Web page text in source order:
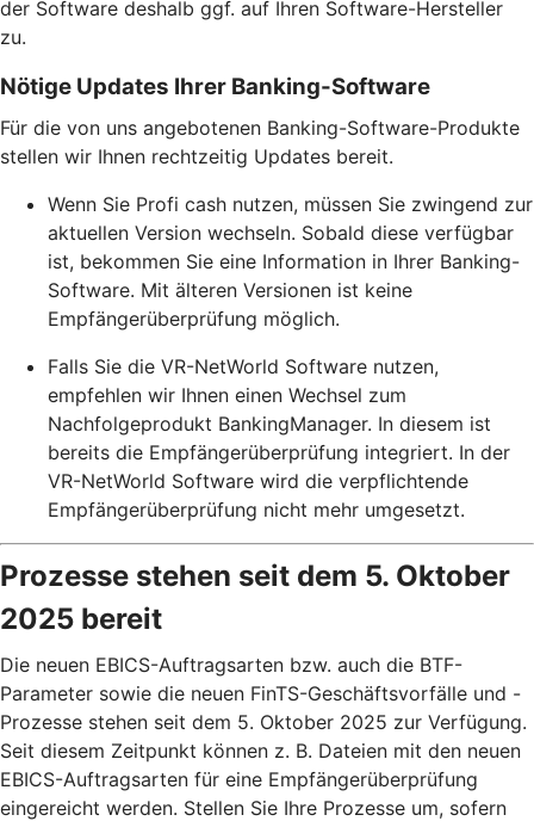
der Software deshalb ggf. auf Ihren Software-Hersteller
zu.
Nötige Updates Ihrer Banking-Software
Für die von uns angebotenen Banking-Software-Produkte
stellen wir Ihnen rechtzeitig Updates bereit.
Wenn Sie Profi cash nutzen, müssen Sie zwingend zur
aktuellen Version wechseln. Sobald diese verfügbar
ist, bekommen Sie eine Information in Ihrer Banking-
Software. Mit älteren Versionen ist keine
Empfängerüberprüfung möglich.
Falls Sie die VR-NetWorld Software nutzen,
empfehlen wir Ihnen einen Wechsel zum
Nachfolgeprodukt BankingManager. In diesem ist
bereits die Empfängerüberprüfung integriert. In der
VR-NetWorld Software wird die verpflichtende
Empfängerüberprüfung nicht mehr umgesetzt.
Prozesse stehen seit dem 5. Oktober
2025 bereit
Die neuen EBICS-Auftragsarten bzw. auch die BTF-
Parameter sowie die neuen FinTS-Geschäftsvorfälle und -
Prozesse stehen seit dem 5. Oktober 2025 zur Verfügung.
Seit diesem Zeitpunkt können z. B. Dateien mit den neuen
EBICS-Auftragsarten für eine Empfängerüberprüfung
eingereicht werden. Stellen Sie Ihre Prozesse um, sofern